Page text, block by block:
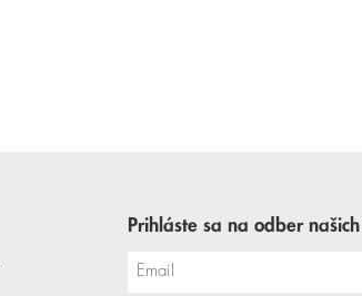
Prihláste sa na odber